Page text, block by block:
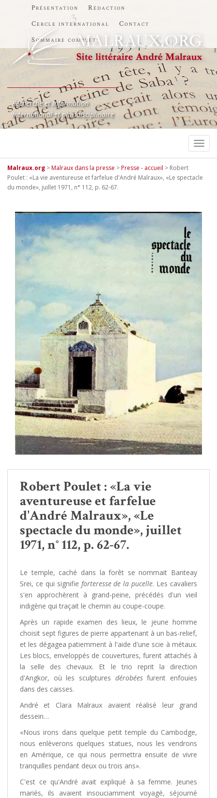
Présentation
Rédaction
Cercle international
Contact
Sommaire complet
Recherche et information
International et pluridisciplinaire
Malraux.org >Malraux dans la presse >Presse - accueil > Robert
Poulet : «La vie aventureuse et farfelue d'André Malraux», «Le spectacle
du monde», juillet 1971, n° 112, p. 62-67.
Robert Poulet : «La vie
aventureuse et farfelue
d'André Malraux», «Le
spectacle du monde», juillet
1971, n° 112, p. 62-67.
Le temple, caché dans la forêt se nommait Banteay
Srei, ce qui signifie forteresse de la pucelle. Les cavaliers
s'en approchèrent à grand-peine, précédés d'un vieil
indigène qui traçait le chemin au coupe-coupe.
Après un rapide examen des lieux, le jeune homme
choisit sept figures de pierre appartenant à un bas-relief,
et les dégagea patiemment à l'aide d'une scie à métaux.
Les blocs, enveloppés de couvertures, furent attachés à
la selle des chevaux. Et le trio reprit la direction
d'Angkor, où les sculptures dérobéesfurent enfouies
dans des caisses.
André et Clara Malraux avaient réalisé leur grand
dessein…
«Nous irons dans quelque petit temple du Cambodge,
nous enlèverons quelques statues, nous les vendrons
en Amérique, ce qui nous permettra ensuite de vivre
tranquilles pendant deux ou trois ans».
C'est ce qu'André avait expliqué à sa femme. Jeunes
mariés, ils avaient insouciamment voyagé, séjourné